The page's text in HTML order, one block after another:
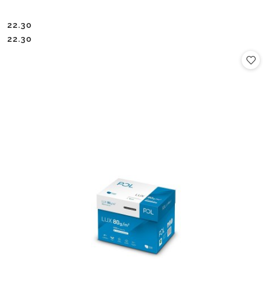
Cena:
22.30
Cena:
22.30